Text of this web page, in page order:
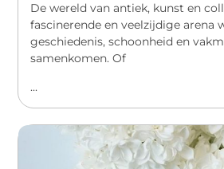
De wereld van antiek, kunst en
fascinerende en veelzijdige arena
geschiedenis, schoonheid en
samenkomen. Of
...